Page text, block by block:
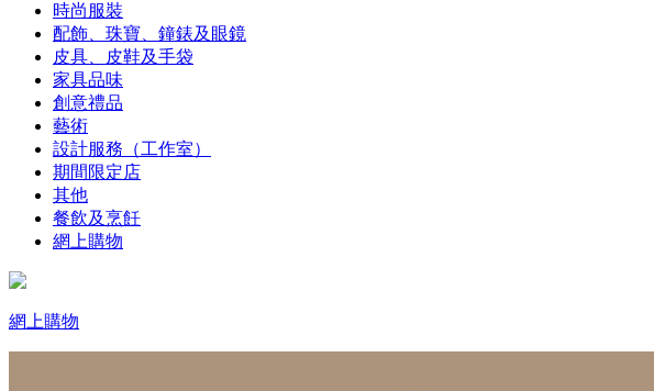
時尚服裝
配飾、珠寶、鐘錶及眼鏡
皮具、皮鞋及手袋
家具品味
創意禮品
藝術
設計服務（工作室）
期間限定店
其他
餐飲及烹飪
網上購物
網上購物